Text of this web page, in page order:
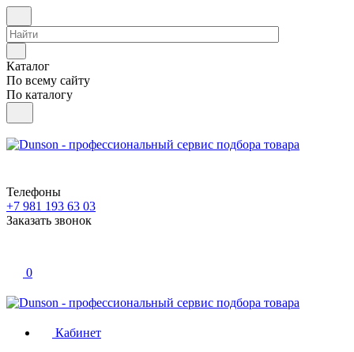
Каталог
По всему сайту
По каталогу
Телефоны
+7 981 193 63 03
Заказать звонок
0
Кабинет